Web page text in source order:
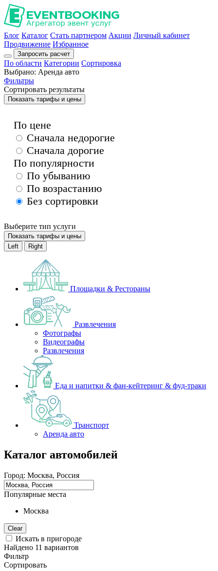
Блог Каталог Стать партнером Акции Личный кабинет
Продвижение Избранное
Запросить расчет
По области Категории Сортировка
Выбрано: Аренда авто
Фильтры
Сортировать результаты
Показать тарифы и цены
По цене
Сначала недорогие
Сначала дорогие
По популярности
По убыванию
По возрастанию
Без сортировки
Выберите тип услуги
Показать тарифы и цены
Left
Right
Площадки & Рестораны
Развлечения
Фотографы
Видеографы
Развлечения
Еда и напитки & фан-кейтеринг & фуд-траки
Транспорт
Аренда авто
Каталог автомобилей
Город: Москва, Россия
Популярные места
Москва
Clear
Искать в пригороде
Найдено 11 вариантов
Фильтр
Сортировать